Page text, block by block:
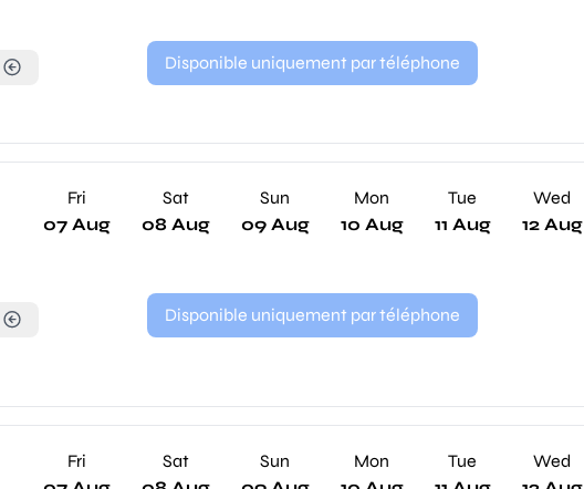
Disponible uniquement par téléphone
Fri
07 Aug
Sat
08 Aug
Sun
09 Aug
Mon
10 Aug
Tue
11 Aug
Wed
12 Aug
Disponible uniquement par téléphone
Fri
Sat
Sun
Mon
Tue
Wed